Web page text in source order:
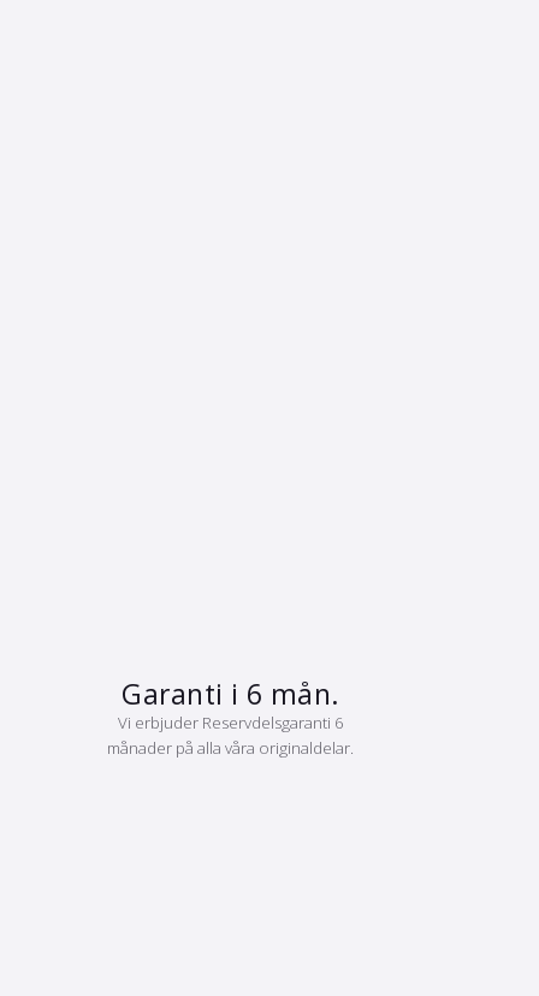
Garanti i 6 mån.
Vi erbjuder Reservdelsgaranti 6
månader på alla våra originaldelar.